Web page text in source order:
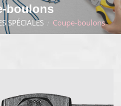
boulons
SPÉCIALES Coupe-boulons